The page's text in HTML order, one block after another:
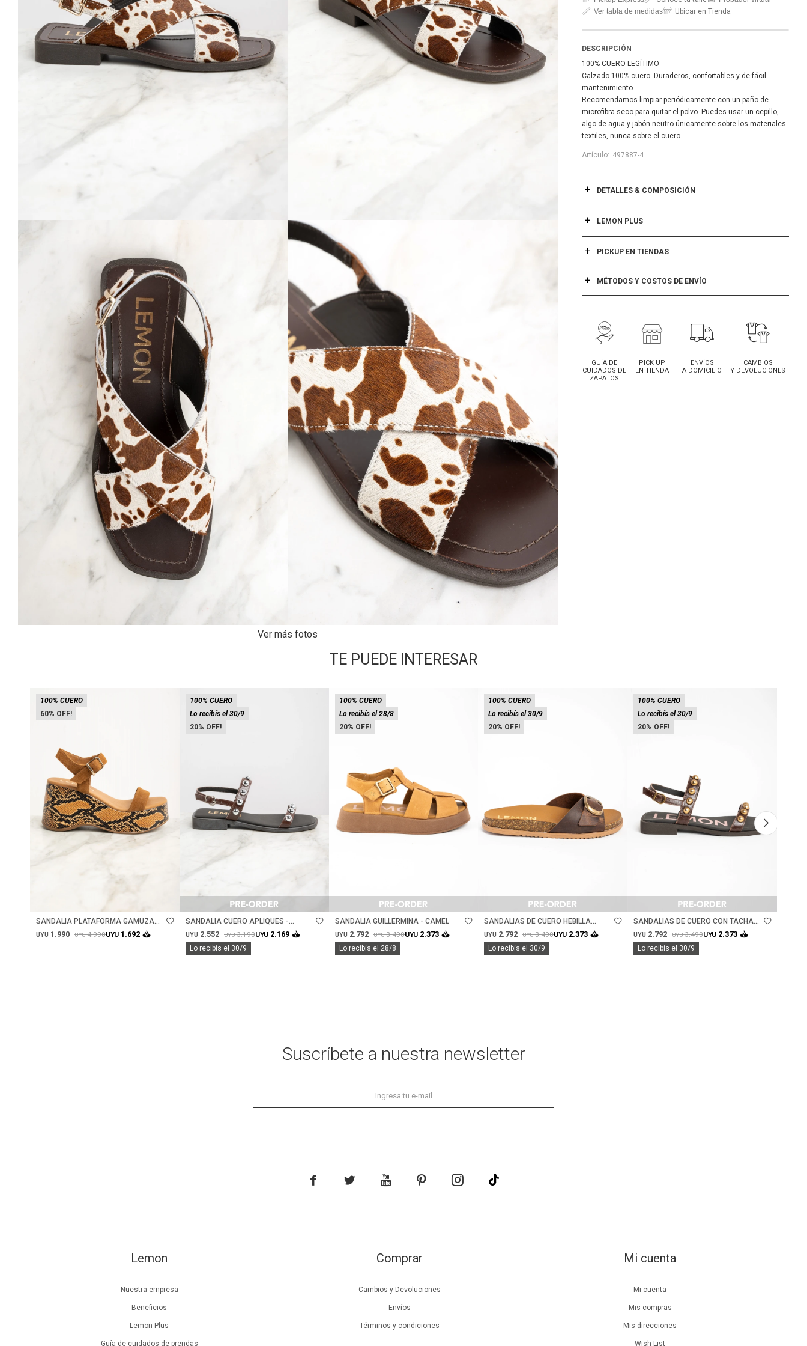
Ver más fotos
Ver tabla de medidas
Ubicar en Tienda
DESCRIPCIÓN
100% CUERO LEGÍTIMO
Calzado 100% cuero. Duraderos, confortables y de fácil
mantenimiento.
Recomendamos limpiar periódicamente con un paño de
microfibra seco para quitar el polvo. Puedes usar un cepillo,
algo de agua y jabón neutro únicamente sobre los materiales
textiles, nunca sobre el cuero.
497887-4
DETALLES & COMPOSICIÓN
LEMON PLUS
PICKUP EN TIENDAS
MÉTODOS Y COSTOS DE ENVÍO
GUÍA DE
CUIDADOS DE
ZAPATOS
PICK UP
EN TIENDA
ENVÍOS
A DOMICILIO
CAMBIOS
Y DEVOLUCIONES
TE PUEDE INTERESAR
60
100% CUERO
SANDALIA PLATAFORMA GAMUZA
CUERO - CAMEL
UYU 1.990 UYU4.990UYU 1.692
20
100% CUERO
Lo recibís el 30/9
Talle
SANDALIA CUERO APLIQUES -
CHOCOLATE
UYU 2.552 UYU3.190UYU 2.169
Lo recibís el 30/9
20
100% CUERO
Lo recibís el 28/8
Talle
SANDALIA GUILLERMINA - CAMEL
UYU 2.792 UYU3.490UYU 2.373
Lo recibís el 28/8
20
100% CUERO
Lo recibís el 30/9
Talle
SANDALIAS DE CUERO HEBILLA
REDONDA - CHOCOLATE
UYU 2.792 UYU3.490UYU 2.373
Lo recibís el 30/9
20
100% CUERO
Lo recibís el 30/9
Talle
SANDALIAS DE CUERO CON TACHAS -
CHOCOLATE
UYU 2.792 UYU3.490UYU 2.373
Lo recibís el 30/9
Lemon
Nuestra empresa
Beneficios
Lemon Plus
Guía de cuidados de prendas
Comprar
Cambios y Devoluciones
Envíos
Términos y condiciones
Mi cuenta
Mi cuenta
Mis compras
Mis direcciones
Wish List
Suscríbete a nuestra newsletter
    